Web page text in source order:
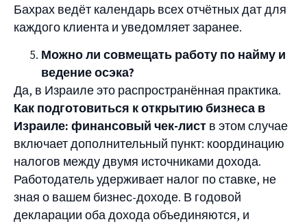
Бахрах ведёт календарь всех отчётных дат для
каждого клиента и уведомляет заранее.
Можно ли совмещать работу по найму и
ведение осэка?
Да, в Израиле это распространённая практика.
Как подготовиться к открытию бизнеса в
Израиле: финансовый чек-лист в этом случае
включает дополнительный пункт: координацию
налогов между двумя источниками дохода.
Работодатель удерживает налог по ставке, не
зная о вашем бизнес-доходе. В годовой
декларации оба дохода объединяются, и